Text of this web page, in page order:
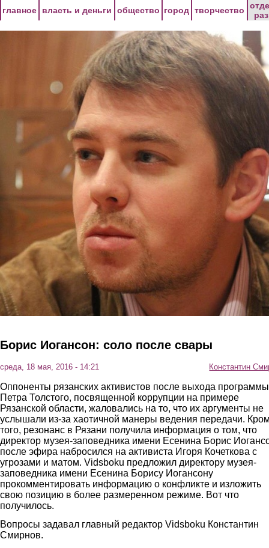
главное власть и деньги общество город творчество
Борис Иогансон: соло после свары
среда, 18 мая, 2016 - 14:21 Константин
Оппоненты рязанских активистов после выхода программы
Петра Толстого, посвященной коррупции на примере
Рязанской области, жаловались на то, что их аргументы не
услышали из-за хаотичной манеры ведения передачи.
того, резонанс в Рязани получила информация о том, что
директор музея-заповедника имени Есенина Борис
после эфира набросился на активиста Игоря Кочеткова с
угрозами и матом. Vidsboku предложил директору музея-
заповедника имени Есенина Борису Иогансону
прокомментировать информацию о конфликте и изложить
свою позицию в более размеренном режиме. Вот что
получилось.
Вопросы задавал главный редактор Vidsboku Константин
Смирнов.